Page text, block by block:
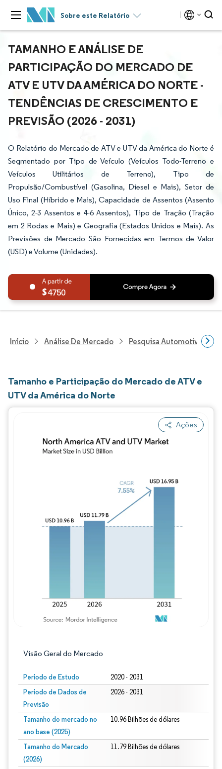
Sobre este Relatório
TAMANHO E ANÁLISE DE
PARTICIPAÇÃO DO MERCADO DE
ATV E UTV DA AMÉRICA DO NORTE -
TENDÊNCIAS DE CRESCIMENTO E
PREVISÃO (2026 - 2031)
O Relatório do Mercado de ATV e UTV da América do Norte é
Segmentado por Tipo de Veículo (Veículos Todo-Terreno e
Veículos Utilitários de Terreno), Tipo de
Propulsão/Combustível (Gasolina, Diesel e Mais), Setor de
Uso Final (Híbrido e Mais), Capacidade de Assentos (Assento
Único, 2-3 Assentos e 4-6 Assentos), Tipo de Tração (Tração
em 2 Rodas e Mais) e Geografia (Estados Unidos e Mais). As
Previsões de Mercado São Fornecidas em Termos de Valor
(USD) e Volume (Unidades).
4750
Início Análise De Mercado Pesquisa Automotiva
Tamanho e Participação do Mercado de ATV e
UTV da América do Norte
Ações
Visão Geral do Mercado
Período de Estudo 2020 - 2031
Período de Dados de
Previsão
2026 - 2031
Tamanho do mercado no
ano base (2025)
10.96 Bilhões de dólares
Tamanho do Mercado
(2026)
11.79 Bilhões de dólares